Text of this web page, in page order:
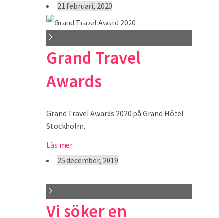
21 februari, 2020
Grand Travel
Awards
Grand Travel Awards 2020 på Grand Hôtel
Stockholm.
Läs mer
25 december, 2019
Vi söker en